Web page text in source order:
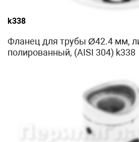
k338
Фланец для трубы Ø42.4 мм,
полированный, (AISI 304) k338